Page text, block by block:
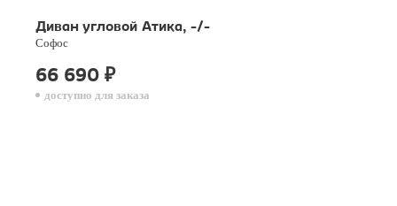
Диван угловой Атика, -/-
Софос
66 690 ₽
доступно для заказа